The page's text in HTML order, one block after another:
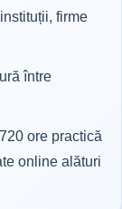
firme
între
ore practică
online alături